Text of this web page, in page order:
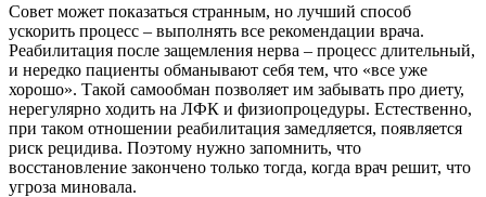
Совет может показаться странным, но лучший способ
ускорить процесс – выполнять все рекомендации врача.
Реабилитация после защемления нерва – процесс длительный,
и нередко пациенты обманывают себя тем, что «все уже
хорошо». Такой самообман позволяет им забывать про диету,
нерегулярно ходить на ЛФК и физиопроцедуры. Естественно,
при таком отношении реабилитация замедляется, появляется
риск рецидива. Поэтому нужно запомнить, что
восстановление закончено только тогда, когда врач решит, что
угроза миновала.